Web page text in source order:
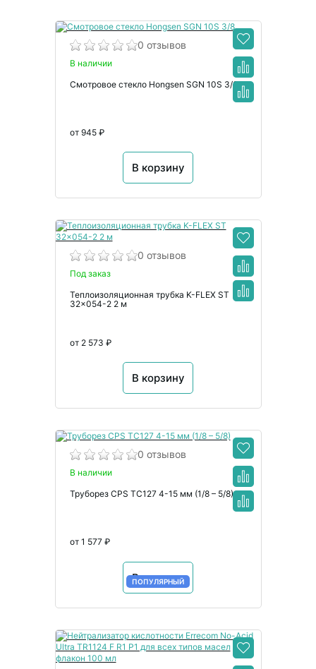
0 отзывов
В наличии
Смотровое стекло Hongsen SGN 10S 3/8
от 945 ₽
В корзину
0 отзывов
Под заказ
Теплоизоляционная трубка K-FLEX ST
32x054-2 2 м
от 2 573 ₽
В корзину
0 отзывов
В наличии
Труборез CPS TC127 4-15 мм (1/8 – 5/8)
от 1 577 ₽
В корзину
ПОПУЛЯРНЫЙ